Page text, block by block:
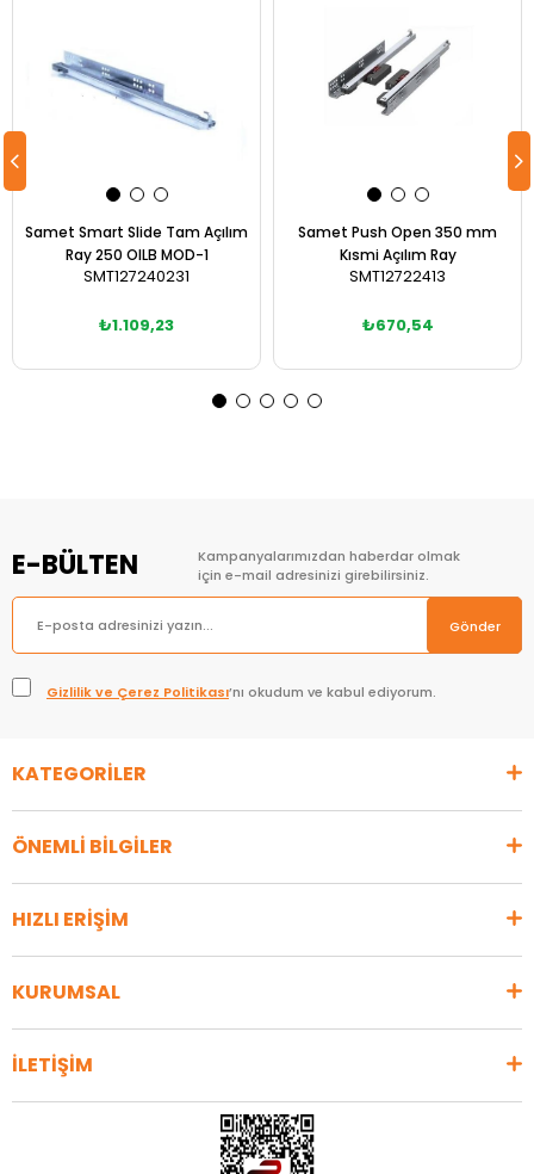
Samet Smart Slide Tam Açılım
Ray 250 OILB MOD-1
SMT127240231
₺1.109,23
Samet Push Open 350 mm
Kısmi Açılım Ray
SMT12722413
₺670,54
E-BÜLTEN
Kampanyalarımızdan haberdar olmak
için e-mail adresinizi girebilirsiniz.
Gönder
Gizlilik ve Çerez Politikası’nı okudum ve kabul ediyorum.
KATEGORİLER
ÖNEMLİ BİLGİLER
HIZLI ERİŞİM
KURUMSAL
İLETİŞİM